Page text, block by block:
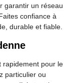
garantir un réseau
confiance à
durable et fiable.
rapidement pour le
particulier ou